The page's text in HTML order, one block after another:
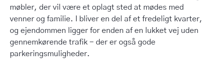
møbler, der vil være et oplagt sted at mødes med
venner og familie. I bliver en del af et fredeligt kvarter,
og ejendommen ligger for enden af en lukket vej uden
gennemkørende trafik - der er også gode
parkeringsmuligheder.